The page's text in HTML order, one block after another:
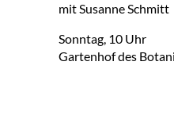
mit Su­san­ne Schmitt
Sonn­tag, 10 Uhr
Gar­ten­hof des